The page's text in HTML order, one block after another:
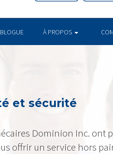
BLOGUE À PROPOS
et sécurité
Dominion Inc. ont
offrir un service hors